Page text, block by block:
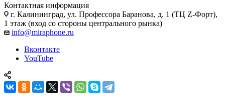
Контактная информация
г. Калининград, ул. Профессора Баранова, д. 1 (ТЦ Z-Форт),
1 этаж (вход со стороны центрального рынка)
info@miraphone.ru
Вконтакте
YouTube